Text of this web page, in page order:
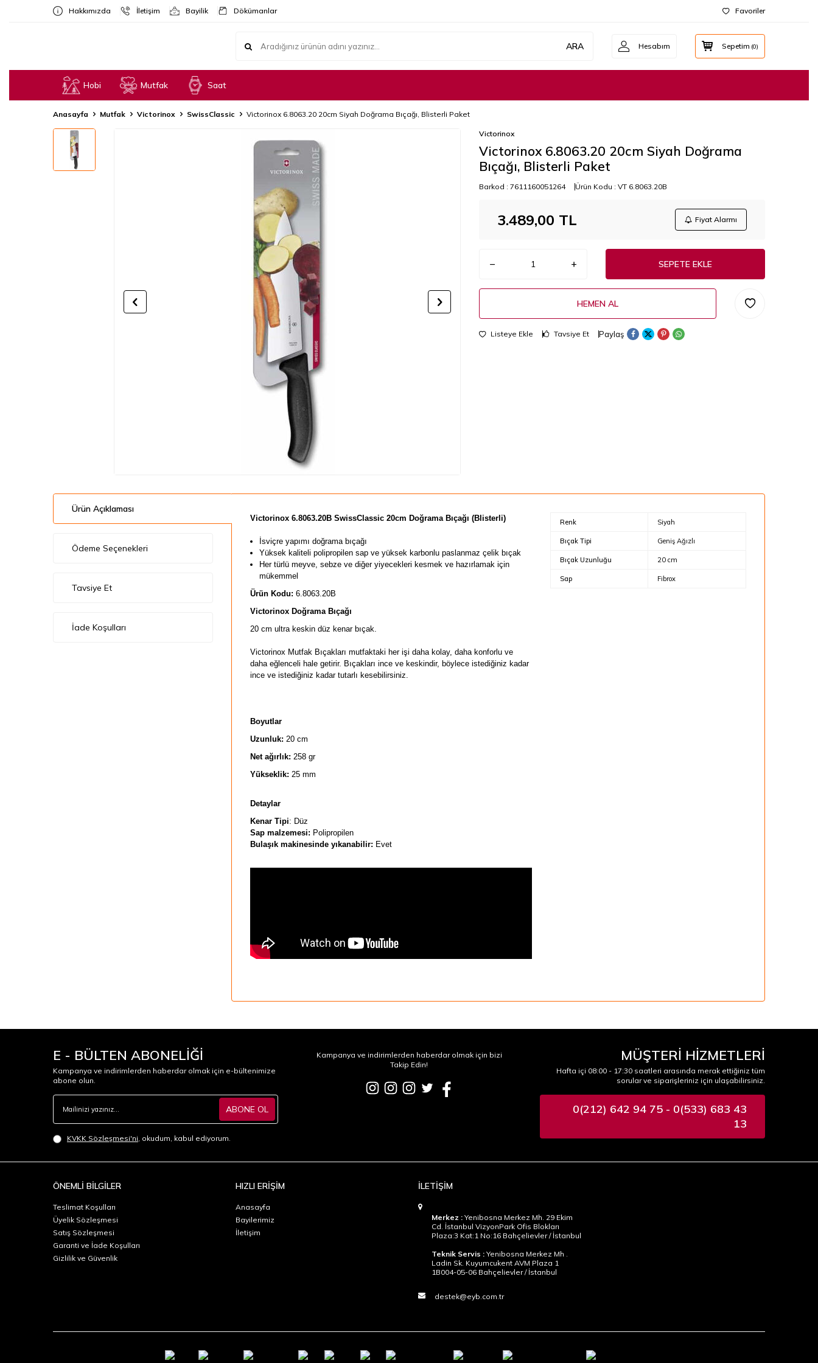
Hakkımızda İletişim Bayilik Dökümanlar Favoriler
ARA Hesabım Sepetim (0)
Hobi Mutfak Saat
Anasayfa Mutfak Victorinox SwissClassic Victorinox 6.8063.20 20cm Siyah Doğrama Bıçağı, Blisterli Paket
Victorinox
Victorinox 6.8063.20 20cm Siyah Doğrama
Bıçağı, Blisterli Paket
Barkod : 7611160051264 Ürün Kodu : VT 6.8063.20B
3.489,00 TL Fiyat Alarmı
SEPETE EKLE
HEMEN AL
Listeye Ekle Tavsiye Et Paylaş
Ürün Açıklaması
Ödeme Seçenekleri
Tavsiye Et
İade Koşulları
​Victorinox 6.8063.20B SwissClassic 20cm Doğrama Bıçağı (Blisterli)
İsviçre yapımı doğrama bıçağı
Yüksek kaliteli polipropilen sap ve yüksek karbonlu paslanmaz çelik bıçak
Her türlü meyve, sebze ve diğer yiyecekleri kesmek ve hazırlamak için
mükemmel
Ürün Kodu: 6.8063.20B
Victorinox Doğrama Bıçağı
20 cm ultra keskin düz kenar bıçak.
Victorinox Mutfak Bıçakları mutfaktaki her işi daha kolay, daha konforlu ve
daha eğlenceli hale getirir. Bıçakları ince ve keskindir, böylece istediğiniz kadar
ince ve istediğiniz kadar tutarlı kesebilirsiniz.
Boyutlar
Uzunluk: 20 cm
Net ağırlık: 258 gr
Yükseklik: 25 mm
Detaylar
Kenar Tipi: Düz
Sap malzemesi: Polipropilen
Bulaşık makinesinde yıkanabilir: Evet
Renk Siyah
Bıçak Tipi Geniş Ağızlı
Bıçak Uzunluğu 20 cm
Sap Fibrox
E - BÜLTEN ABONELİĞİ
Kampanya ve indirimlerden haberdar olmak için e-bültenimize
abone olun.
ABONE OL
KVKK Sözleşmesi'ni, okudum, kabul ediyorum.
Kampanya ve indirimlerden haberdar olmak için bizi
Takip Edin!
MÜŞTERİ HİZMETLERİ
Hafta içi 08:00 - 17:30 saatleri arasında merak ettiğiniz tüm
sorular ve siparişleriniz için ulaşabilirsiniz.
0(212) 642 94 75 - 0(533) 683 43
13
ÖNEMLİ BİLGİLER
Teslimat Koşulları
Üyelik Sözleşmesi
Satış Sözleşmesi
Garanti ve İade Koşulları
Gizlilik ve Güvenlik
HIZLI ERİŞİM
Anasayfa
Bayilerimiz
İletişim
İLETİŞİM
Merkez : Yenibosna Merkez Mh. 29 Ekim
Cd. İstanbul VizyonPark Ofis Blokları
Plaza:3 Kat:1 No:16 Bahçelievler / İstanbul
Teknik Servis : Yenibosna Merkez Mh .
Ladin Sk. Kuyumcukent AVM Plaza 1
1B004-05-06 Bahçelievler / İstanbul
destek@eyb.com.tr